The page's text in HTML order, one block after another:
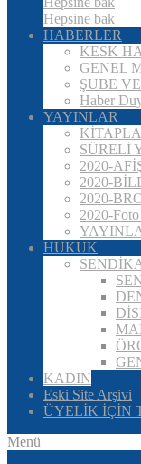
Hepsine bak
HABERLER
KESK
GENEL
ŞUBE
Haber
YAYINLAR
SÜRELİ
2020-
2020-
2020-
2020-
HUKUK
KADIN
Eski Site Arşivi
ÜYELİK İÇİN
Menü